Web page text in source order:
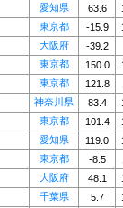
愛知県 63.6
東京都 -15.9
大阪府
-39.2
東京都 150.0
東京都 121.8
神奈川県 83.4
東京都 101.4
愛知県 119.0
東京都 -8.5
大阪府 48.1
千葉県 5.7